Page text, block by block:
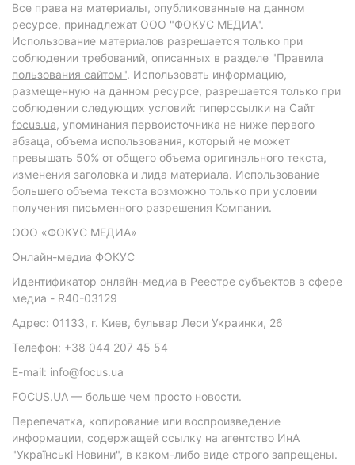
Все права на материалы, опубликованные на данном
ресурсе, принадлежат ООО "ФОКУС МЕДИА".
Использование материалов разрешается только при
соблюдении требований, описанных в разделе "Правила
пользования сайтом". Использовать информацию,
размещенную на данном ресурсе, разрешается только при
соблюдении следующих условий: гиперссылки на Сайт
focus.ua, упоминания первоисточника не ниже первого
абзаца, объема использования, который не может
превышать 50% от общего объема оригинального текста,
изменения заголовка и лида материала. Использование
большего объема текста возможно только при условии
получения письменного разрешения Компании.
ООО «ФОКУС МЕДИА»
Онлайн-медиа ФОКУС
Идентификатор онлайн-медиа в Реестре субъектов в сфере
медиа - R40-03129
Адрес: 01133, г. Киев, бульвар Леси Украинки, 26
Телефон: +38 044 207 45 54
E-mail: info@focus.ua
FOCUS.UA — больше чем просто новости.
Перепечатка, копирование или воспроизведение
информации, содержащей ссылку на агентство ИнА
"Українські Новини", в каком-либо виде строго запрещены.